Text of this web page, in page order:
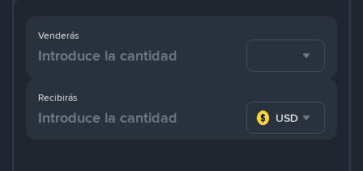
Recibirás
USD
Venderás